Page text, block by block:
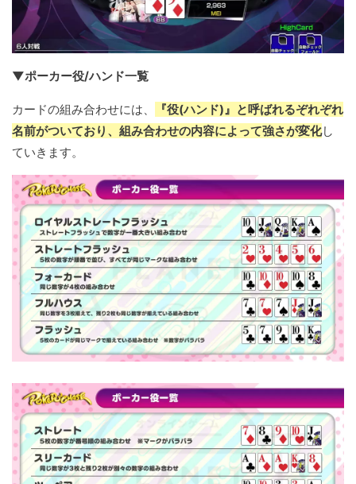
▼ポーカー役/ハンド一覧
カードの組み合わせには、
『役(ハンド)』と呼ばれるぞれぞれ
名前がついており、組み合わせの内容によって強さが変化し
ていきます。